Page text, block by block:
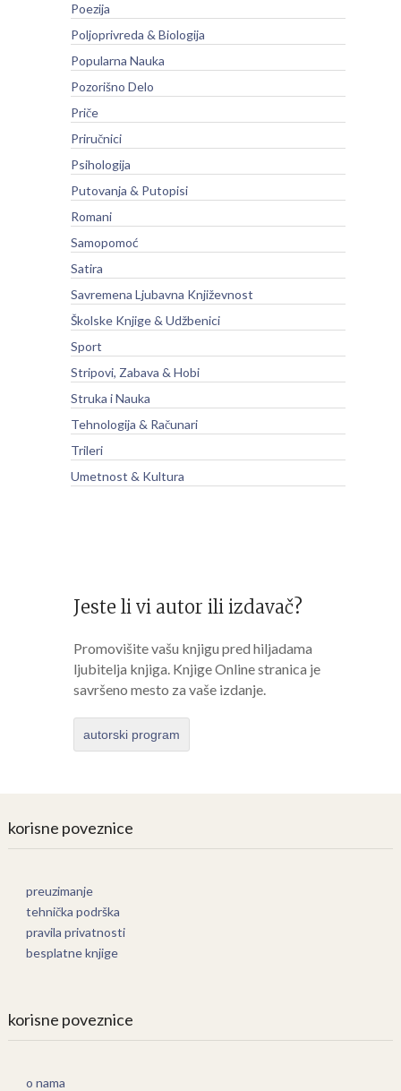
Poezija
Poljoprivreda & Biologija
Popularna Nauka
Pozorišno Delo
Priče
Priručnici
Psihologija
Putovanja & Putopisi
Romani
Samopomoć
Satira
Savremena Ljubavna Književnost
Školske Knjige & Udžbenici
Sport
Stripovi, Zabava & Hobi
Struka i Nauka
Tehnologija & Računari
Trileri
Umetnost & Kultura
Jeste li vi autor ili izdavač?
Promovišite vašu knjigu pred hiljadama
ljubitelja knjiga. Knjige Online stranica je
savršeno mesto za vaše izdanje.
autorski program
korisne poveznice
preuzimanje
tehnička podrška
pravila privatnosti
besplatne knjige
korisne poveznice
o nama